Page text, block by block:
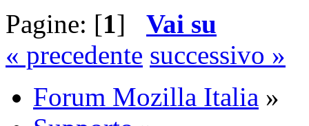
Pagine: [1] Vai su
« precedente successivo »
Forum Mozilla Italia »